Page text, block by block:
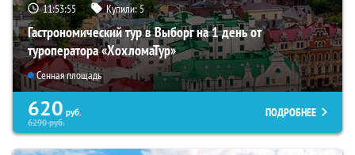
11:53:54 Купили:5
Гастрономический тур в Выборг на 1 день от
туроператора «ХохломаТур»
Сенная площадь
620 руб.
6290руб.
ПОДРОБНЕЕ